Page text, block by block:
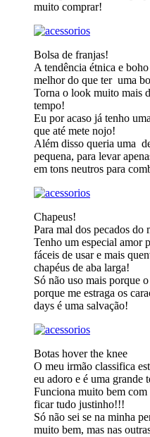
muito comprar!
Bolsa de franjas!
A tendência étnica e
melhor do que ter uma
Torna o look muito mais
tempo!
Eu por acaso já tenho
que até mete nojo!
Além disso queria uma
pequena, para levar
em tons neutros para
Chapeus!
Para mal dos pecados do
Tenho um especial amor
fáceis de usar e mais
chapéus de aba larga!
Só não uso mais porque
porque me estraga os
days é uma salvação!
Botas hover the knee
O meu irmão classifica
eu adoro e é uma grande
Funciona muito bem com
ficar tudo justinho!!!
Só não sei se na minha
muito bem, mas nas